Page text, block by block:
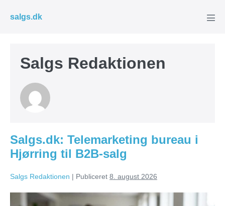
salgs.dk
Salgs Redaktionen
Salgs.dk: Telemarketing bureau i
Hjørring til B2B-salg
Salgs Redaktionen | Publiceret 8. august 2026
Salgs.dk: